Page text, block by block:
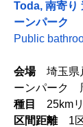
Toda, 南寄り
ーンパーク
Public
会場 埼玉県
ーンパーク　
種目
25kmリ
区間距離 1区